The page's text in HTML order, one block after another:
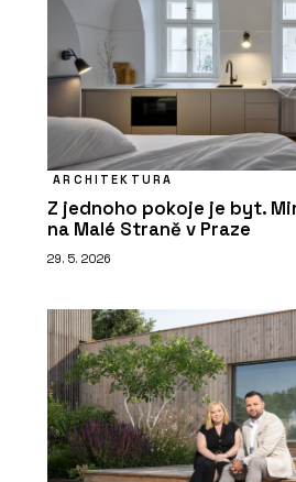
ARCHITEKTURA
Z jednoho pokoje je byt.
na Malé Straně v Praze
29. 5. 2026